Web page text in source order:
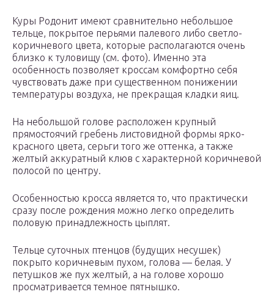
Куры Родонит имеют сравнительно небольшое
тельце, покрытое перьями палевого либо светло-
коричневого цвета, которые располагаются очень
близко к туловищу (см. фото). Именно эта
особенность позволяет кроссам комфортно себя
чувствовать даже при существенном понижении
температуры воздуха, не прекращая кладки яиц.
На небольшой голове расположен крупный
прямостоячий гребень листовидной формы ярко-
красного цвета, серьги того же оттенка, а также
желтый аккуратный клюв с характерной коричневой
полосой по центру.
Особенностью кросса является то, что практически
сразу после рождения можно легко определить
половую принадлежность цыплят.
Тельце суточных птенцов (будущих несушек)
покрыто коричневым пухом, голова — белая. У
петушков же пух желтый, а на голове хорошо
просматривается темное пятнышко.